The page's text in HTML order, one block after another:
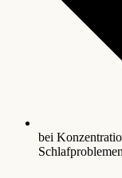
bei
Schlafproblemen